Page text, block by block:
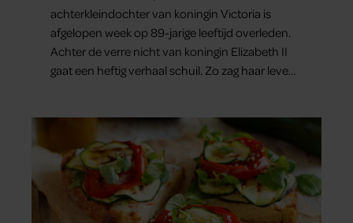
achterkleindochter van koningin Victoria is
afgelopen week op 89-jarige leeftijd overleden.
Achter de verre nicht van koningin Elizabeth II
gaat een heftig verhaal schuil. Zo zag haar leven